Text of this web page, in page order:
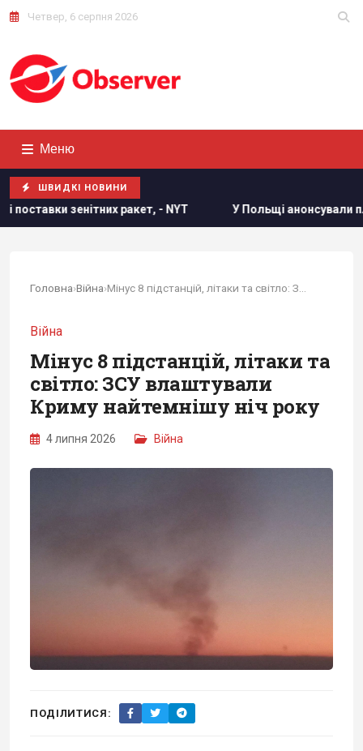
Четвер, 6 серпня 2026
Меню
ШВИДКІ НОВИНИ
- NYT У Польщі анонсували плани з масової
Головна›Війна›
Війна
Мінус 8 підстанцій, літаки та
світло: ЗСУ влаштували
Криму найтемнішу ніч року
4 липня 2026 Війна
ПОДІЛИТИСЯ: